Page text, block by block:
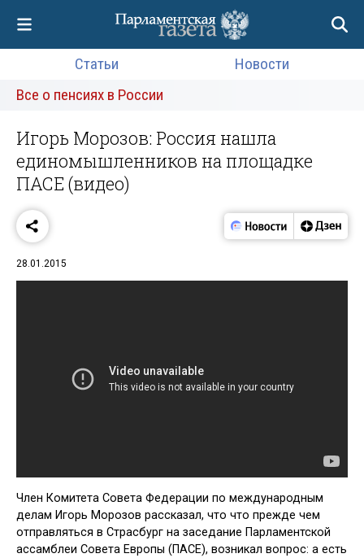
Статьи
Новости
Все о пенсиях в России
Игорь Морозов: Россия нашла
единомышленников на площадке
ПАСЕ (видео)
28.01.2015
Член Комитета Совета Федерации по международным
делам Игорь Морозов рассказал, что что прежде чем
отправляться в Страсбург на заседание Парламентской
ассамблеи Совета Европы (ПАСЕ), возникал вопрос: а есть